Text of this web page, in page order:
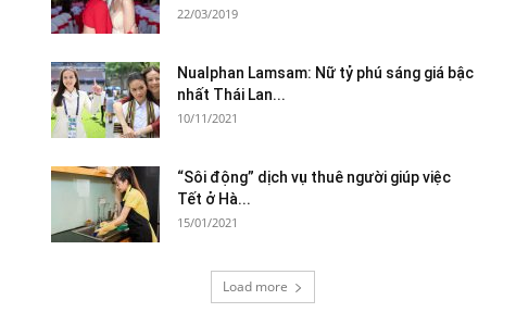
22/03/2019
Nualphan Lamsam: Nữ tỷ phú sáng giá bậc
nhất Thái Lan...
10/11/2021
“Sôi động” dịch vụ thuê người giúp việc
Tết ở Hà...
15/01/2021
Load more